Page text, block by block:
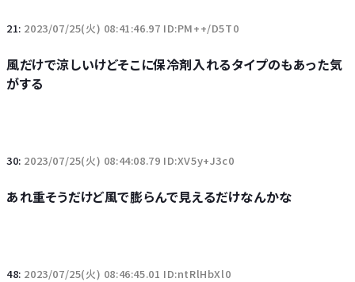
21: 2023/07/25(火) 08:41:46.97 ID:PM++/D5T0
風だけで涼しいけどそこに保冷剤入れるタイプのもあった気
がする
30: 2023/07/25(火) 08:44:08.79 ID:XV5y+J3c0
あれ重そうだけど風で膨らんで見えるだけなんかな
48: 2023/07/25(火) 08:46:45.01 ID:ntRlHbXl0